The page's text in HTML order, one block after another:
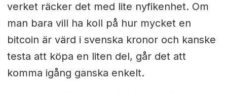
verket räcker det med lite nyfikenhet. Om
man bara vill ha koll på hur mycket en
bitcoin är värd i svenska kronor och kanske
testa att köpa en liten del, går det att
komma igång ganska enkelt.